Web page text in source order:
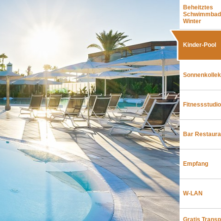
Beheitztes
Winter
Kinder-Pool
Fitnessstudio
Bar
Empfang
W-LAN
Gratis